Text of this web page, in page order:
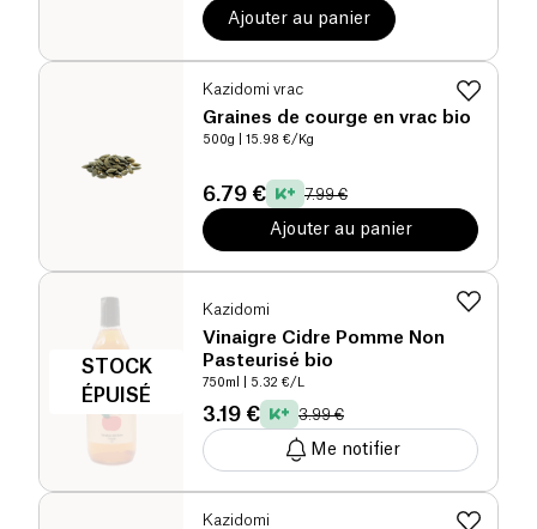
Ajouter au panier
Kazidomi vrac
Graines de courge en vrac bio
500g | 15.98 €/Kg
6.79 € 7.99 €
Ajouter au panier
STOCK
ÉPUISÉ
Kazidomi
Vinaigre Cidre Pomme Non
Pasteurisé bio
750ml | 5.32 €/L
3.19 € 3.99 €
Me notifier
Kazidomi